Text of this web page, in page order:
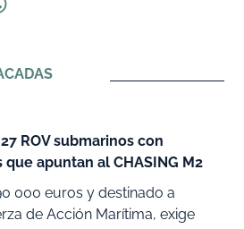
ROV submarinos con
apuntan al CHASING M2
000 euros y destinado a
de Acción Marítima, exige